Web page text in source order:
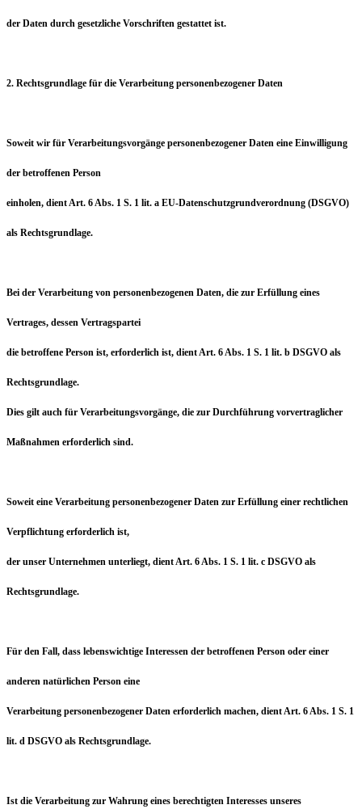
der Daten durch gesetzliche Vorschriften gestattet ist.
2. Rechtsgrundlage für die Verarbeitung personenbezogener Daten
Soweit wir für Verarbeitungsvorgänge personenbezogener Daten eine Einwilligung
der betroffenen Person
einholen, dient Art. 6 Abs. 1 S. 1 lit. a EU-Datenschutzgrundverordnung (DSGVO)
als Rechtsgrundlage.
Bei der Verarbeitung von personenbezogenen Daten, die zur Erfüllung eines
Vertrages, dessen Vertragspartei
die betroffene Person ist, erforderlich ist, dient Art. 6 Abs. 1 S. 1 lit. b DSGVO als
Rechtsgrundlage.
Dies gilt auch für Verarbeitungsvorgänge, die zur Durchführung vorvertraglicher
Maßnahmen erforderlich sind.
Soweit eine Verarbeitung personenbezogener Daten zur Erfüllung einer rechtlichen
Verpflichtung erforderlich ist,
der unser Unternehmen unterliegt, dient Art. 6 Abs. 1 S. 1 lit. c DSGVO als
Rechtsgrundlage.
Für den Fall, dass lebenswichtige Interessen der betroffenen Person oder einer
anderen natürlichen Person eine
Verarbeitung personenbezogener Daten erforderlich machen, dient Art. 6 Abs. 1 S. 1
lit. d DSGVO als Rechtsgrundlage.
Ist die Verarbeitung zur Wahrung eines berechtigten Interesses unseres